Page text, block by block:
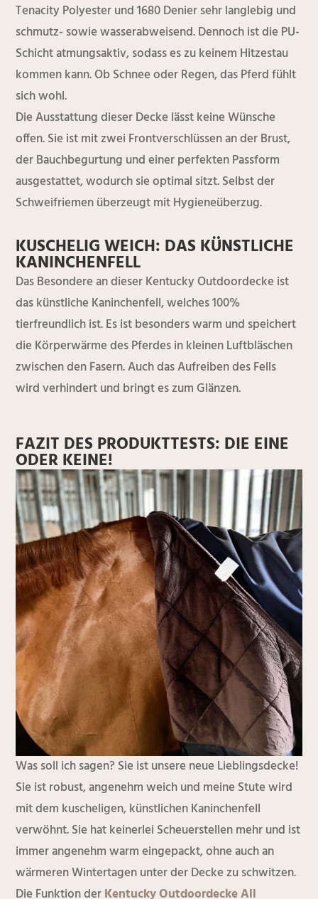
Tenacity Polyester und 1680 Denier sehr langlebig und
schmutz- sowie wasserabweisend. Dennoch ist die PU-
Schicht atmungsaktiv, sodass es zu keinem Hitzestau
kommen kann. Ob Schnee oder Regen, das Pferd fühlt
sich wohl.
Die Ausstattung dieser Decke lässt keine Wünsche
offen. Sie ist mit zwei Frontverschlüssen an der Brust,
der Bauchbegurtung und einer perfekten Passform
ausgestattet, wodurch sie optimal sitzt. Selbst der
Schweifriemen überzeugt mit Hygieneüberzug.
KUSCHELIG WEICH: DAS KÜNSTLICHE
KANINCHENFELL
Das Besondere an dieser Kentucky Outdoordecke ist
das künstliche Kaninchenfell, welches 100%
tierfreundlich ist. Es ist besonders warm und speichert
die Körperwärme des Pferdes in kleinen Luftbläschen
zwischen den Fasern. Auch das Aufreiben des Fells
wird verhindert und bringt es zum Glänzen.
FAZIT DES PRODUKTTESTS: DIE EINE
ODER KEINE!
Was soll ich sagen? Sie ist unsere neue Lieblingsdecke!
Sie ist robust, angenehm weich und meine Stute wird
mit dem kuscheligen, künstlichen Kaninchenfell
verwöhnt. Sie hat keinerlei Scheuerstellen mehr und ist
immer angenehm warm eingepackt, ohne auch an
wärmeren Wintertagen unter der Decke zu schwitzen.
Die Funktion derKentucky Outdoordecke All